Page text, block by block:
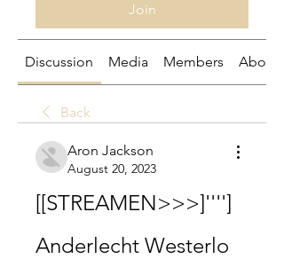
Join
Discussion Media Members About
Back
Aron Jackson
August 20, 2023
[[STREAMEN>>>]'''']
Anderlecht Westerlo